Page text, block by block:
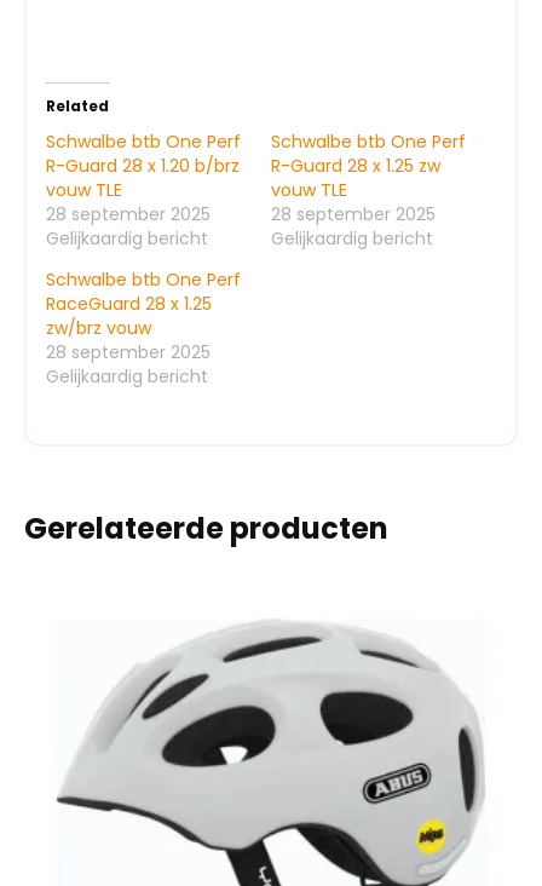
Related
Schwalbe btb One Perf
R-Guard 28 x 1.20 b/brz
vouw TLE
28 september 2025
Gelijkaardig bericht
Schwalbe btb One Perf
R-Guard 28 x 1.25 zw
vouw TLE
28 september 2025
Gelijkaardig bericht
Schwalbe btb One Perf
RaceGuard 28 x 1.25
zw/brz vouw
28 september 2025
Gelijkaardig bericht
Gerelateerde producten